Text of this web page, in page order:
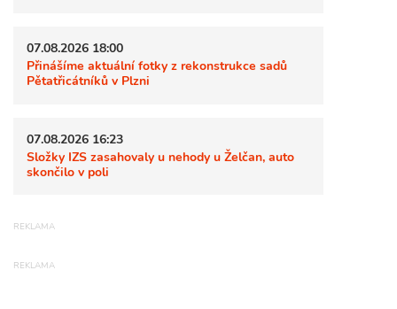
07.08.2026 18:00
Přinášíme aktuální fotky z rekonstrukce sadů
Pětatřicátníků v Plzni
07.08.2026 16:23
Složky IZS zasahovaly u nehody u Želčan, auto
skončilo v poli